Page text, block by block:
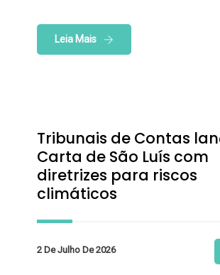
Leia Mais
Tribunais de Contas
Carta de São Luís com
diretrizes para riscos
climáticos
2 De Julho De 2026